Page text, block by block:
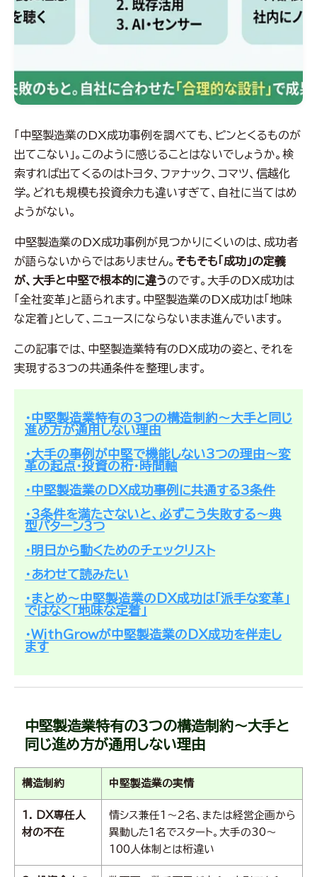
「中堅製造業のDX成功事例を調べても、ピンとくるものが
出てこない」。このように感じることはないでしょうか。検
索すれば出てくるのはトヨタ、ファナック、コマツ、信越化
学。どれも規模も投資余力も違いすぎて、自社に当てはめ
ようがない。
中堅製造業のDX成功事例が見つかりにくいのは、成功者
が語らないからではありません。 そもそも「成功」の定義
が、大手と中堅で根本的に違うのです。大手のDX成功は
「全社変革」と語られます。中堅製造業のDX成功は「地味
な定着」として、ニュースにならないまま進んでいます。
この記事では、中堅製造業特有のDX成功の姿と、それを
実現する3つの共通条件を整理します。
・中堅製造業特有の3つの構造制約～大手と同じ
進め方が通用しない理由
・大手の事例が中堅で機能しない3つの理由～変
革の起点・投資の桁・時間軸
・中堅製造業のDX成功事例に共通する3条件
・3条件を満たさないと、必ずこう失敗する～典
型パターン3つ
・明日から動くためのチェックリスト
・あわせて読みたい
・まとめ～中堅製造業のDX成功は「派手な変革」
ではなく「地味な定着」
・WithGrowが中堅製造業のDX成功を伴走し
ます
中堅製造業特有の3つの構造制約～大手と
同じ進め方が通用しない理由
構造制約 中堅製造業の実情
1. DX専任人
材の不在
情シス兼任1〜2名、または経営企画から
異動した1名でスタート。大手の30〜
100人体制とは桁違い